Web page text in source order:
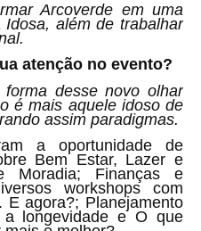
Arcoverde em uma
além de trabalhar
atenção no evento?
desse novo olhar
é mais aquele idoso de
assim paradigmas.
a oportunidade de
Bem Estar, Lazer e
Moradia; Finanças e
workshops com
E agora?; Planejamento
a longevidade e O que